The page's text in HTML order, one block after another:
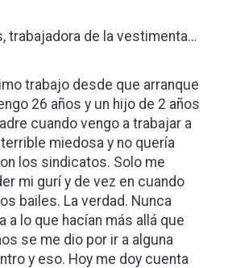
trabajadora de la vestimenta…
trabajo desde que arranque
26 años y un hijo de 2 años
cuando vengo a trabajar a
terrible miedosa y no quería
los sindicatos. Solo me
mi gurí y de vez en cuando
bailes. La verdad. Nunca
a lo que hacían más allá que
se me dio por ir a alguna
y eso. Hoy me doy cuenta